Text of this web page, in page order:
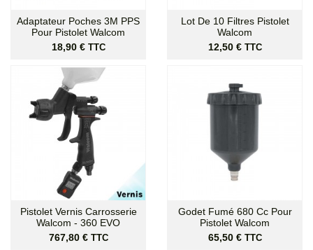
Adaptateur Poches 3M PPS
Pour Pistolet Walcom
Prix
18,90 € TTC
Lot De 10 Filtres Pistolet
Walcom
Prix
12,50 € TTC
Pistolet Vernis Carrosserie
Walcom - 360 EVO
Prix
767,80 € TTC
Godet Fumé 680 Cc Pour
Pistolet Walcom
Prix
65,50 € TTC